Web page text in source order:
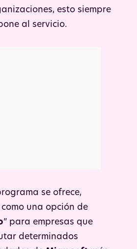
esto siempre
al servicio.
se ofrece,
una opción de
” para empresas que
determinados